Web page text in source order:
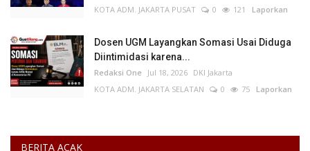
KOTA ADM. JAKARTA PUSAT
0 121 Laporkan
Dosen UGM Layangkan Somasi Usai Diduga
Diintimidasi karena...
Redaksi One Jul 18, 2026 DKI Jakarta
KOTA ADM. JAKARTA SELATAN
0 75 Laporkan
BERITA ACAK